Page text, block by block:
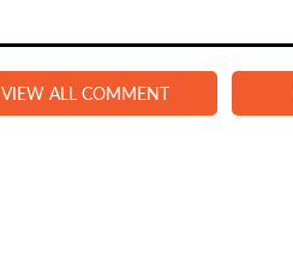
VIEW ALL COMMENT